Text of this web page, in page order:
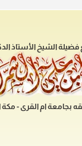
الشيخ الأستاذ
بجامعة ام القرى - مكة